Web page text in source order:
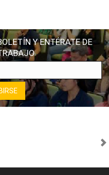
Y ENTÉRATE DE